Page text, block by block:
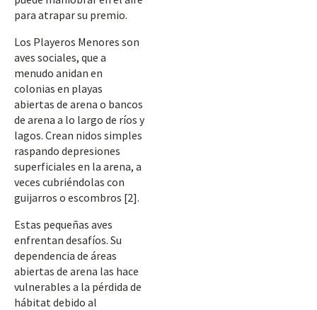
para atrapar su premio.
Los Playeros Menores son
aves sociales, que a
menudo anidan en
colonias en playas
abiertas de arena o bancos
de arena a lo largo de ríos y
lagos. Crean nidos simples
raspando depresiones
superficiales en la arena, a
veces cubriéndolas con
guijarros o escombros [2].
Estas pequeñas aves
enfrentan desafíos. Su
dependencia de áreas
abiertas de arena las hace
vulnerables a la pérdida de
hábitat debido al